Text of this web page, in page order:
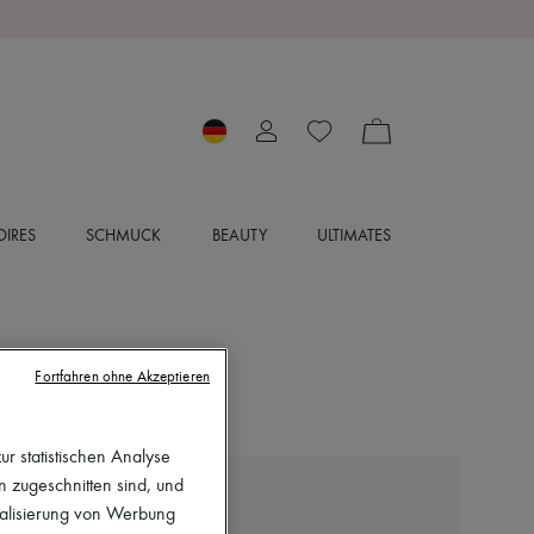
SCHMUCK BEAUTY ULTIMATES
LIE STUDIO
statistischen Analyse
zugeschnitten sind, und
von Werbung
Fortfahren ohne Akzeptieren